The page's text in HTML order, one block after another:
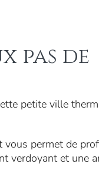
pas de
petite ville
vous permet de
verdoyant et une